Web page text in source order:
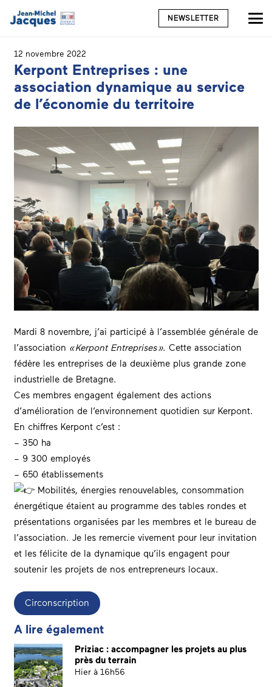
NEWSLETTER
12 novembre 2022
Kerpont Entreprises : une
association dynamique au service
de l’économie du territoire
Mardi 8 novembre, j’ai participé à l’assemblée générale de
l’association « Kerpont Entreprises ». Cette association
fédère les entreprises de la deuxième plus grande zone
industrielle de Bretagne.
Ces membres engagent également des actions
d’amélioration de l’environnement quotidien sur Kerpont.
En chiffres Kerpont c’est :
– 350 ha
– 9 300 employés
– 650 établissements
Mobilités, énergies renouvelables, consommation
énergétique étaient au programme des tables rondes et
présentations organisées par les membres et le bureau de
l’association. Je les remercie vivement pour leur invitation
et les félicite de la dynamique qu’ils engagent pour
soutenir les projets de nos entrepreneurs locaux.
Circonscription
A lire également
Priziac : accompagner les projets au plus
près du terrain
Hier à 16h56